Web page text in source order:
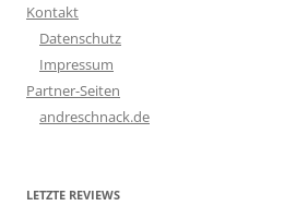
Kontakt
Datenschutz
Impressum
Partner-Seiten
andreschnack.de
LETZTE REVIEWS